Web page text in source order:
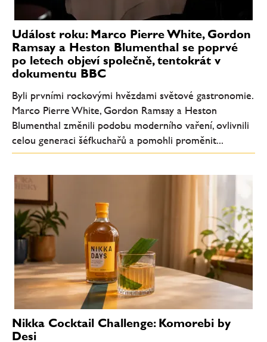
Událost roku: Marco Pierre White, Gordon
Ramsay a Heston Blumenthal se poprvé
po letech objeví společně, tentokrát v
dokumentu BBC
Byli prvními rockovými hvězdami světové gastronomie.
Marco Pierre White, Gordon Ramsay a Heston
Blumenthal změnili podobu moderního vaření, ovlivnili
celou generaci šéfkuchařů a pomohli proměnit...
Nikka Cocktail Challenge: Komorebi by
Desi